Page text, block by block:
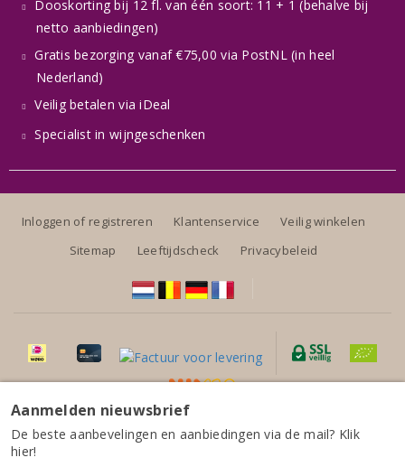
L'Arjolle Côtes de Thongue Magenta Merlot-Cinsault
2025
Dooskorting bij 12 fl. van één soort: 11 + 1 (behalve bij
netto aanbiedingen)
Gratis bezorging vanaf €75,00 via PostNL (in heel
Nederland)
Veilig betalen via iDeal
Specialist in wijngeschenken
Inloggen of registreren Klantenservice
Veilig winkelen
Sitemap
Leeftijdscheck Privacybeleid
Aanmelden nieuwsbrief
De beste aanbevelingen en aanbiedingen via de mail? Klik
hier!